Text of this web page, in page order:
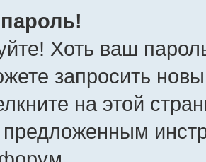
Хоть ваш
запросить
на этой
предложенным